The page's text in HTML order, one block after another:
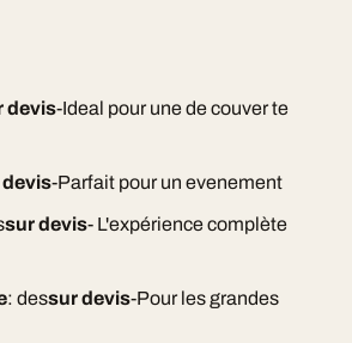
devis-Ideal pour une de couver te
-Parfait pour un evenement
sur devis- L'expérience complète
: dessur devis-Pour les grandes